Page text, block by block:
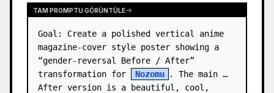
TAM PROMPTU GÖRÜNTÜLE
Goal: Create a polished vertical anime
magazine-cover style poster showing a
“gender-reversal Before / After”
transformation for
Nozomu
. The main
After version is a beautiful, cool,